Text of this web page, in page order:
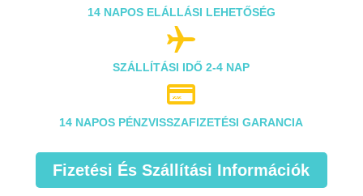
14 NAPOS ELÁLLÁSI LEHETŐSÉG

SZÁLLÍTÁSI IDŐ 2-4 NAP

14 NAPOS PÉNZVISSZAFIZETÉSI GARANCIA
Fizetési És Szállítási Információk